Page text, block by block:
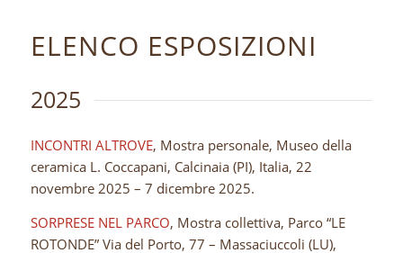
ELENCO ESPOSIZIONI
2025
INCONTRI ALTROVE, Mostra personale, Museo della
ceramica L. Coccapani, Calcinaia (PI), Italia, 22
novembre 2025 – 7 dicembre 2025.
SORPRESE NEL PARCO, Mostra collettiva, Parco “LE
ROTONDE” Via del Porto, 77 – Massaciuccoli (LU),